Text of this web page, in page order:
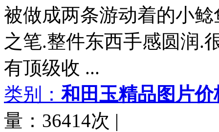
被做成两条游动着的小
之笔.整件东西手感圆润.
有顶级收 ...
类别：和田玉精品图片价
量：36414次 |